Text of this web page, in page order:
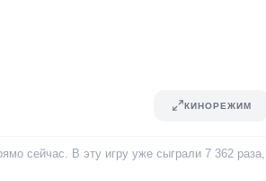
КИНОРЕЖИМ
сейчас. В эту игру уже сыграли 7 362 раза,